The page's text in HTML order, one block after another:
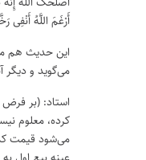
أَرْغَمَ اللَّهُ أَنْفِی
این حدیث هم
می‌گوید و
استاد: (بر
کرده، معلوم
می‌شود قیمت